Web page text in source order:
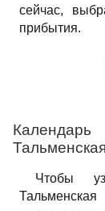
сейчас,
прибытия.
Чтобы